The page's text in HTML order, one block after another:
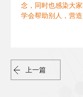
念，同时也感染大
学会帮助别人，营
上一篇